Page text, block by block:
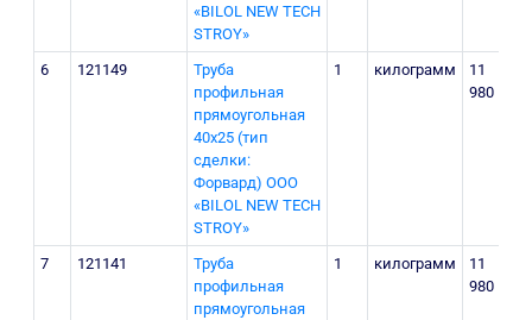
«BILOL NEW TECH
STROY»
6 121149
Труба
профильная
прямоугольная
40х25 (тип
сделки:
Форвард) ООО
«BILOL NEW TECH
STROY»
1 килограмм
11
980
7 121141
Труба
профильная
прямоугольная
1 килограмм
11
980